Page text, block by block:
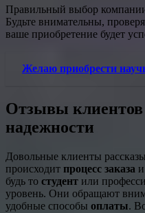
Правильный выбор
Будьте внимательны,
ваше приобретение будет
Желаю приобрести
Отзывы
надежности
Довольные клиенты
происходит процесс заказа и
будь то студент или
уровень. Они обращают
удобные способы оплаты.